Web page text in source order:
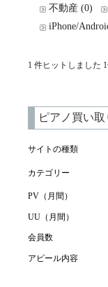
不動産 (0)
iPhone/
1 件ヒットしました
ピアノ買い
サイトの種類
カテゴリー
PV（月間）
UU（月間）
会員数
アピール内容